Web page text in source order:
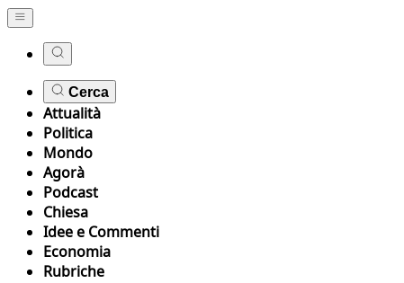
Cerca
Attualità
Politica
Mondo
Agorà
Podcast
Chiesa
Idee e Commenti
Economia
Rubriche